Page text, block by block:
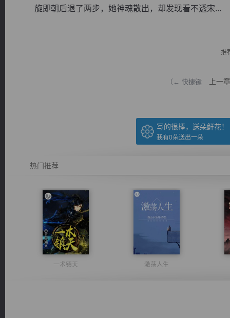
旋即朝后退了两步，她神魂散出，却发现看不透宋...
推
（← 快捷键 上一章
写的很棒，送朵鲜花！
我有0朵送出一朵
热门推荐
一术镇天 激荡人生